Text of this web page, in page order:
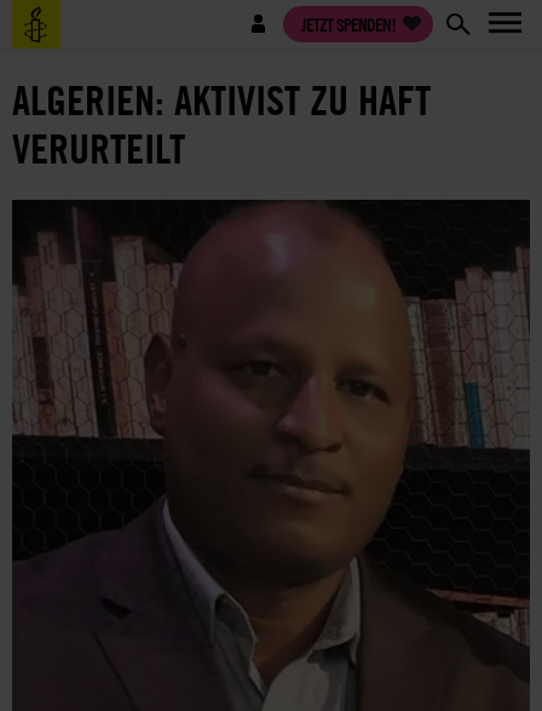
Direkt
zum
Benutzermenü JETZT SPENDEN!
ALGERIEN: AKTIVIST ZU HAFT
VERURTEILT